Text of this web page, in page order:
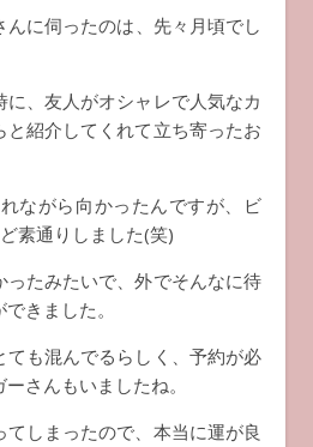
んに伺ったのは、先々月頃でし
、友人がオシャレで人気なカ
と紹介してくれて立ち寄ったお
ながら向かったんですが、ビ
素通りしました(笑)
ったみたいで、外でそんなに待
きました。
ても混んでるらしく、予約が必
さんもいましたね。
しまったので、本当に運が良